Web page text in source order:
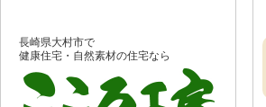
長崎県大村市で
健康住宅・自然素材の住宅なら